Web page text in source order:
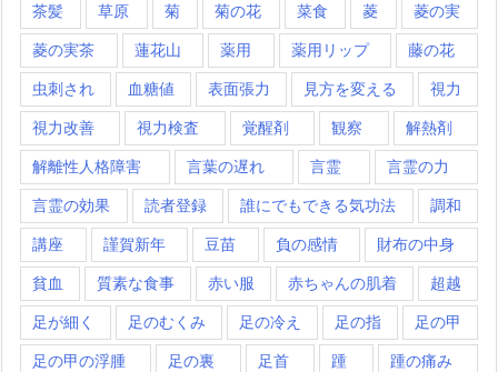
茶髪 草原 菊 菊の花 菜食 菱 菱の実
菱の実茶 蓮花山 薬用 薬用リップ 藤の花
虫刺され 血糖値 表面張力 見方を変える 視力
視力改善 視力検査 覚醒剤 観察 解熱剤
解離性人格障害 言葉の遅れ 言霊 言霊の力
言霊の効果 読者登録 誰にでもできる気功法 調和
講座 謹賀新年 豆苗 負の感情 財布の中身
貧血 質素な食事 赤い服 赤ちゃんの肌着 超越
足が細く 足のむくみ 足の冷え 足の指 足の甲
足の甲の浮腫 足の裏 足首 踵 踵の痛み